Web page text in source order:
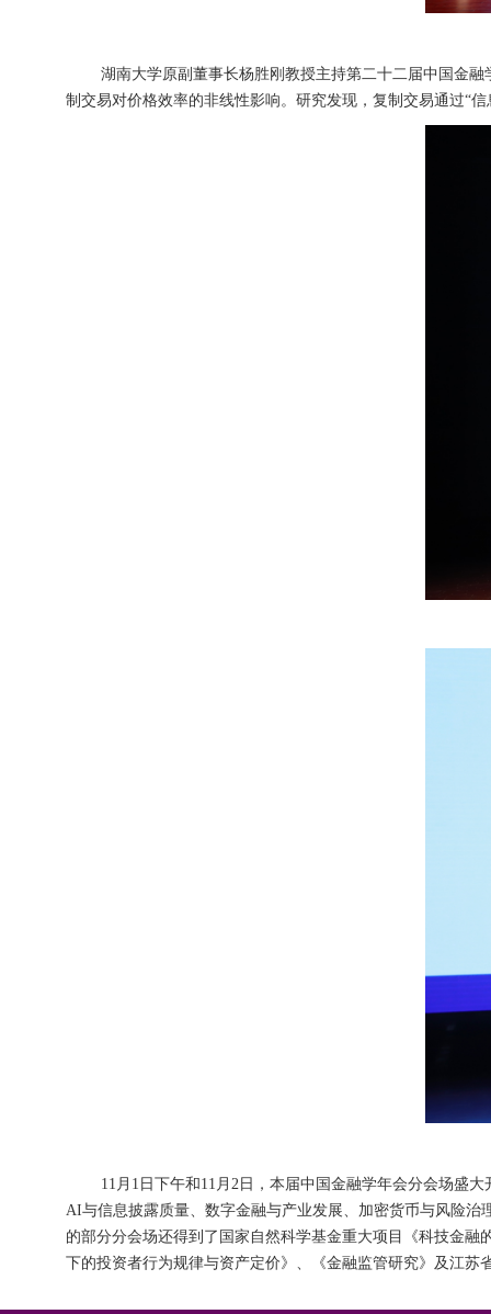
湖南大学原副董事长杨胜刚教授主持第二十二届中国金
制交易对价格效率的非线性影响。研究发现，复制交易通过“
11月1日下午和11月2日，本届中国金融学年会分会场盛
AI与信息披露质量、数字金融与产业发展、加密货币与风险
的部分分会场还得到了国家自然科学基金重大项目《科技金
下的投资者行为规律与资产定价》、《金融监管研究》及江苏